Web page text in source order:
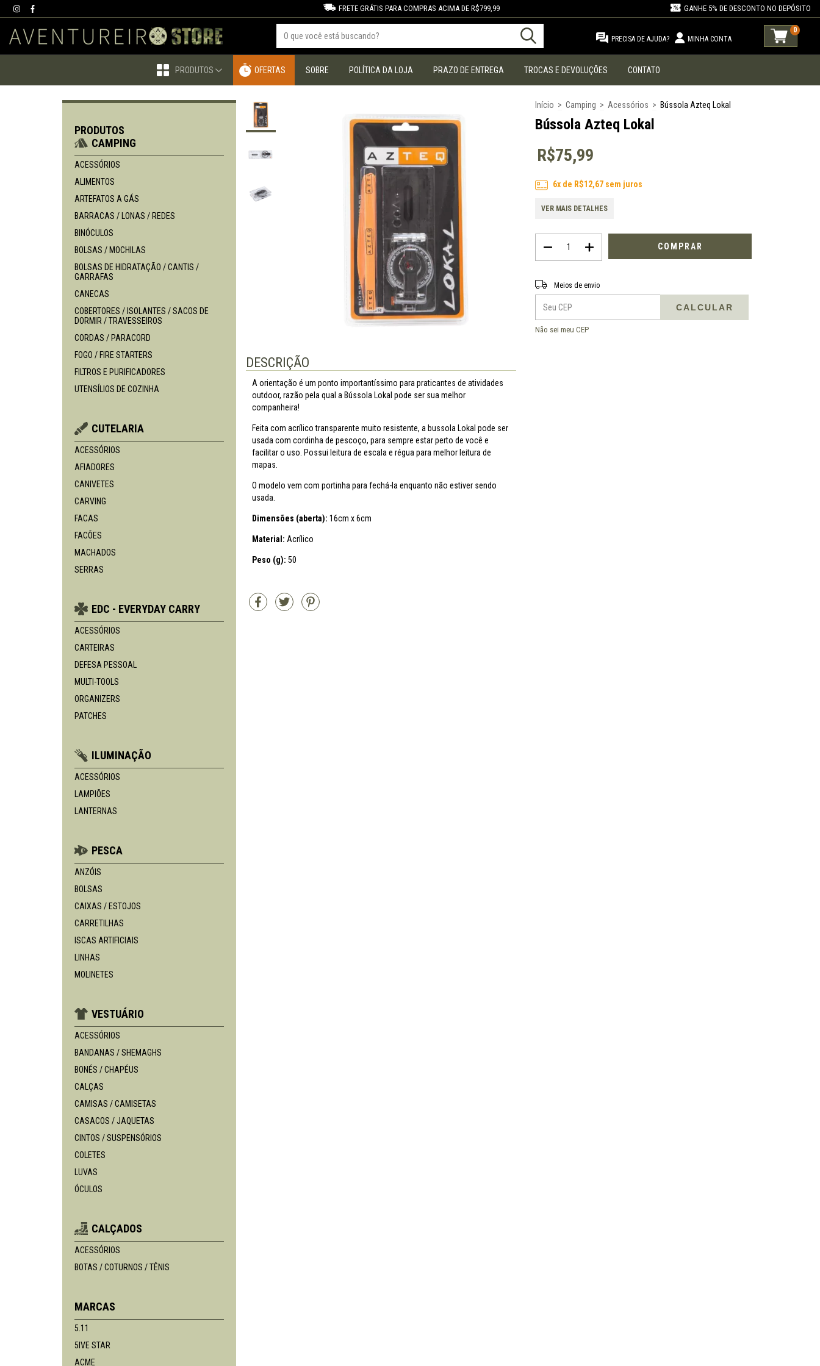
FRETE GRÁTIS PARA COMPRAS ACIMA DE R$799,99 GANHE 5% DE DESCONTO NO DEPÓSITO
PRECISA DE AJUDA? MINHA CONTA
0
PRODUTOS OFERTAS SOBRE POLÍTICA DA LOJA PRAZO DE ENTREGA TROCAS E DEVOLUÇÕES CONTATO
PRODUTOS
CAMPING
ACESSÓRIOS
ALIMENTOS
ARTEFATOS A GÁS
BARRACAS / LONAS / REDES
BINÓCULOS
BOLSAS / MOCHILAS
BOLSAS DE HIDRATAÇÃO / CANTIS /
GARRAFAS
CANECAS
COBERTORES / ISOLANTES / SACOS DE
DORMIR / TRAVESSEIROS
CORDAS / PARACORD
FOGO / FIRE STARTERS
FILTROS E PURIFICADORES
UTENSÍLIOS DE COZINHA
CUTELARIA
ACESSÓRIOS
AFIADORES
CANIVETES
CARVING
FACAS
FACÕES
MACHADOS
SERRAS
EDC - EVERYDAY CARRY
ACESSÓRIOS
CARTEIRAS
DEFESA PESSOAL
MULTI-TOOLS
ORGANIZERS
PATCHES
ILUMINAÇÃO
ACESSÓRIOS
LAMPIÕES
LANTERNAS
PESCA
ANZÓIS
BOLSAS
CAIXAS / ESTOJOS
CARRETILHAS
ISCAS ARTIFICIAIS
LINHAS
MOLINETES
VESTUÁRIO
ACESSÓRIOS
BANDANAS / SHEMAGHS
BONÉS / CHAPÉUS
CALÇAS
CAMISAS / CAMISETAS
CASACOS / JAQUETAS
CINTOS / SUSPENSÓRIOS
COLETES
LUVAS
ÓCULOS
CALÇADOS
ACESSÓRIOS
BOTAS / COTURNOS / TÊNIS
MARCAS
5.11
5IVE STAR
ACME
DESCRIÇÃO
A orientação é um ponto importantíssimo para praticantes de atividades
outdoor, razão pela qual a Bússola Lokal pode ser sua melhor
companheira!
Feita com acrílico transparente muito resistente, a bussola Lokal pode ser
usada com cordinha de pescoço, para sempre estar perto de você e
facilitar o uso. Possui leitura de escala e régua para melhor leitura de
mapas.
O modelo vem com portinha para fechá-la enquanto não estiver sendo
usada.
Dimensões (aberta): 16cm x 6cm
Material: Acrílico
Peso (g): 50
Início > Camping > Acessórios > Bússola Azteq Lokal
Bússola Azteq Lokal
R$75,99
6x de R$12,67sem juros
VER MAIS DETALHES
Entregas para o CEP:
Meios de envio
CALCULAR
Não sei meu CEP